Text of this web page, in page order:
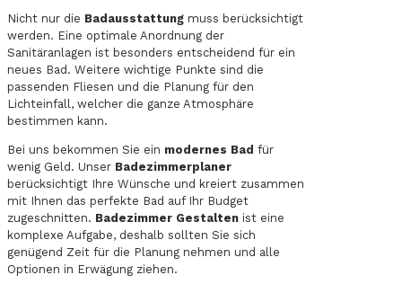
Nicht nur die Badausstattung muss berücksichtigt
werden. Eine optimale Anordnung der
Sanitäranlagen ist besonders entscheidend für ein
neues Bad. Weitere wichtige Punkte sind die
passenden Fliesen und die Planung für den
Lichteinfall, welcher die ganze Atmosphäre
bestimmen kann.
Bei uns bekommen Sie ein modernes Bad für
wenig Geld. Unser Badezimmerplaner
berücksichtigt Ihre Wünsche und kreiert zusammen
mit Ihnen das perfekte Bad auf Ihr Budget
zugeschnitten. Badezimmer Gestalten ist eine
komplexe Aufgabe, deshalb sollten Sie sich
genügend Zeit für die Planung nehmen und alle
Optionen in Erwägung ziehen.